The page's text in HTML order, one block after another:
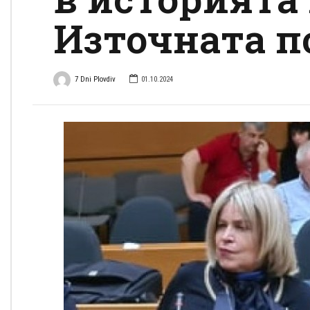
Източната
7 Dni Plovdiv 01.10.2024